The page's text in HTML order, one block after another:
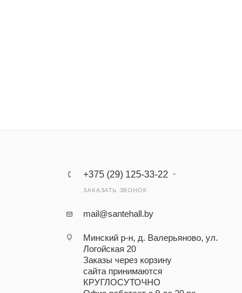
+375 (29) 125-33-22
ЗАКАЗАТЬ ЗВОНОК
mail@santehall.by
Минский р-н, д. Валерьяново, ул.
Логойская 20
Заказы через корзину
сайта принимаются
КРУГЛОСУТОЧНО